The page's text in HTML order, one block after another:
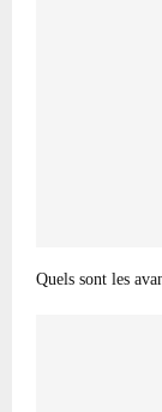
Quels sont les